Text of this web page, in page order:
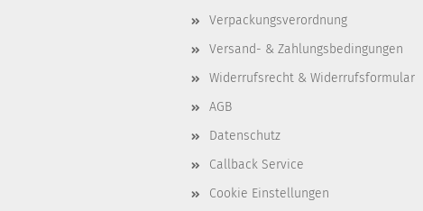
Verpackungsverordnung
Versand- & Zahlungsbedingungen
Widerrufsrecht & Widerrufsformular
AGB
Datenschutz
Callback Service
Cookie Einstellungen